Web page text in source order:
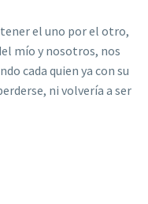
el uno por el otro,
mío y nosotros, nos
cada quien ya con su
ni volvería a ser